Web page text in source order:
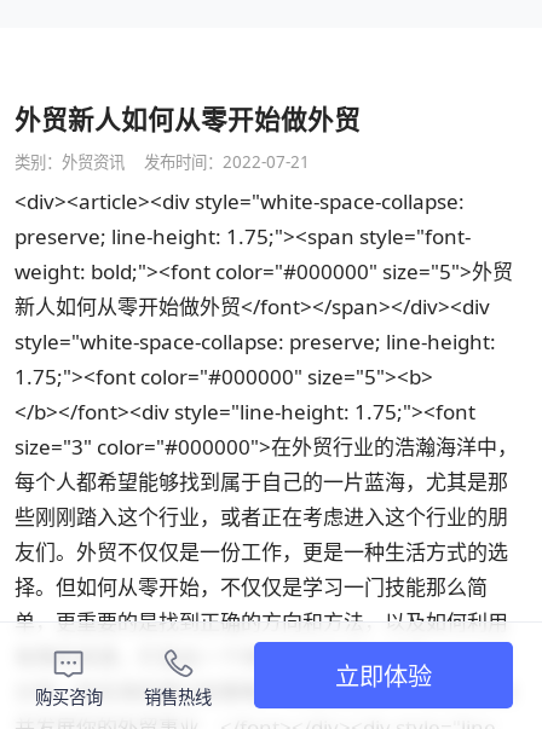
外贸新人如何从零开始做外贸
类别： 外贸资讯 发布时间：2022-07-21
<div><article><div style="white-space-collapse:
preserve; line-height: 1.75;"><span style="font-
weight: bold;"><font color="#000000" size="5">外贸
新人如何从零开始做外贸</font></span></div><div
style="white-space-collapse: preserve; line-height:
1.75;"><font color="#000000" size="5"><b>
</b></font><div style="line-height: 1.75;"><font
size="3" color="#000000">在外贸行业的浩瀚海洋中，
每个人都希望能够找到属于自己的一片蓝海，尤其是那
些刚刚踏入这个行业，或者正在考虑进入这个行业的朋
友们。外贸不仅仅是一份工作，更是一种生活方式的选
择。但如何从零开始，不仅仅是学习一门技能那么简
单，更重要的是找到正确的方向和方法，以及如何利用
有限的资源，打造出一个持续稳定的收入来源。本文将
分享一些实用的建议和策略，帮助你在2024年成功启动
购买咨询 销售热线
立即体验